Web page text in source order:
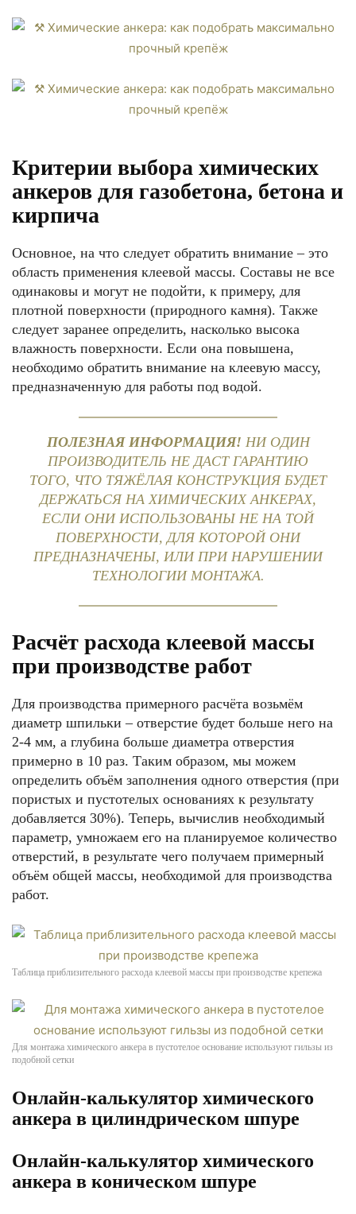
Критерии выбора химических
анкеров для газобетона, бетона и
кирпича
Основное, на что следует обратить внимание – это
область применения клеевой массы. Составы не все
одинаковы и могут не подойти, к примеру, для
плотной поверхности (природного камня). Также
следует заранее определить, насколько высока
влажность поверхности. Если она повышена,
необходимо обратить внимание на клеевую массу,
предназначенную для работы под водой.
ПОЛЕЗНАЯ ИНФОРМАЦИЯ! НИ ОДИН
ПРОИЗВОДИТЕЛЬ НЕ ДАСТ ГАРАНТИЮ
ТОГО, ЧТО ТЯЖЁЛАЯ КОНСТРУКЦИЯ БУДЕТ
ДЕРЖАТЬСЯ НА ХИМИЧЕСКИХ АНКЕРАХ,
ЕСЛИ ОНИ ИСПОЛЬЗОВАНЫ НЕ НА ТОЙ
ПОВЕРХНОСТИ, ДЛЯ КОТОРОЙ ОНИ
ПРЕДНАЗНАЧЕНЫ, ИЛИ ПРИ НАРУШЕНИИ
ТЕХНОЛОГИИ МОНТАЖА.
Расчёт расхода клеевой массы
при производстве работ
Для производства примерного расчёта возьмём
диаметр шпильки – отверстие будет больше него на
2-4 мм, а глубина больше диаметра отверстия
примерно в 10 раз. Таким образом, мы можем
определить объём заполнения одного отверстия (при
пористых и пустотелых основаниях к результату
добавляется 30%). Теперь, вычислив необходимый
параметр, умножаем его на планируемое количество
отверстий, в результате чего получаем примерный
объём общей массы, необходимой для производства
работ.
Таблица приблизительного расхода клеевой массы при производстве крепежа
Для монтажа химического анкера в пустотелое основание используют гильзы из
подобной сетки
Онлайн-калькулятор химического
анкера в цилиндрическом шпуре
Онлайн-калькулятор химического
анкера в коническом шпуре